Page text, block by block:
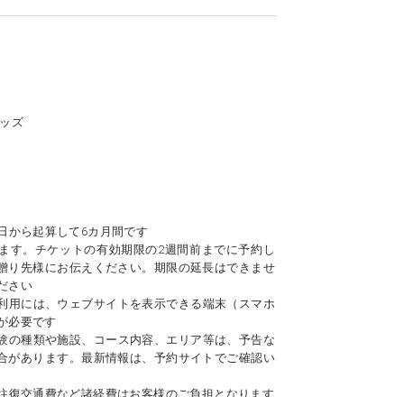
ズ
から起算して6カ月間です
す。チケットの有効期限の2週間前までに予約し
り先様にお伝えください。期限の延長はできませ
さい
用には、ウェブサイトを表示できる端末（スマホ
必要です
の種類や施設、コース内容、エリア等は、予告な
があります。最新情報は、予約サイトでご確認い
復交通費など諸経費はお客様のご負担となります